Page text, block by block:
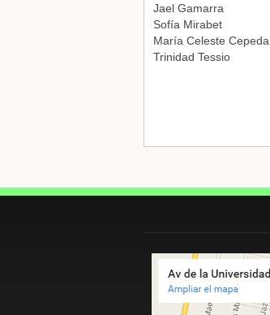
Jael Gamarra
Sofía Mirabet
María Celeste Cepeda
Trinidad Tessio